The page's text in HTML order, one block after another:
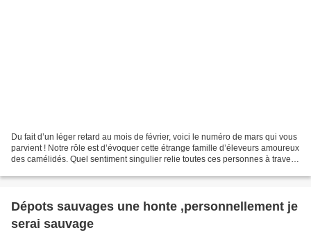
Du fait d’un léger retard au mois de février, voici le numéro de mars qui vous
parvient ! Notre rôle est d’évoquer cette étrange famille d’éleveurs amoureux
des camélidés. Quel sentiment singulier relie toutes ces personnes à travers
Dépots sauvages une honte ,personnellement je
serai sauvage